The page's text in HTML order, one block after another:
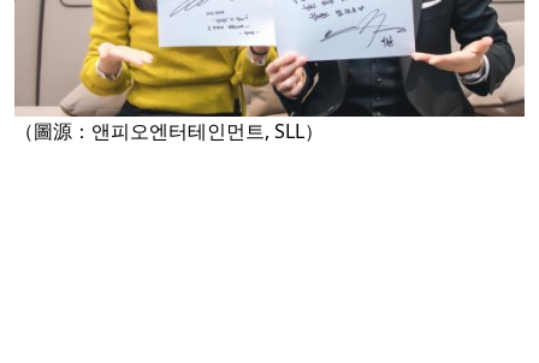
（圖源：앤피오엔터테인먼트, SLL）